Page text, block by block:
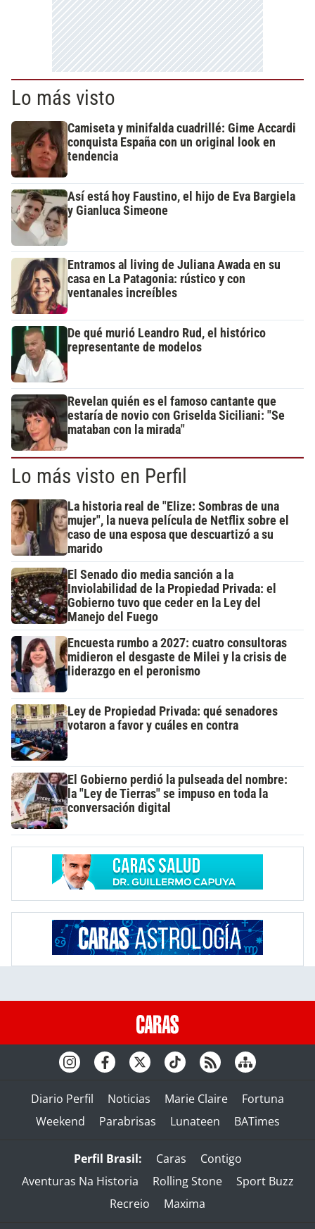
Lo más visto
Camiseta y minifalda cuadrillé: Gime Accardi
conquista España con un original look en
tendencia
Así está hoy Faustino, el hijo de Eva Bargiela
y Gianluca Simeone
Entramos al living de Juliana Awada en su
casa en La Patagonia: rústico y con
ventanales increíbles
De qué murió Leandro Rud, el histórico
representante de modelos
Revelan quién es el famoso cantante que
estaría de novio con Griselda Siciliani: "Se
mataban con la mirada"
Lo más visto en Perfil
La historia real de "Elize: Sombras de una
mujer", la nueva película de Netflix sobre el
caso de una esposa que descuartizó a su
marido
El Senado dio media sanción a la
Inviolabilidad de la Propiedad Privada: el
Gobierno tuvo que ceder en la Ley del
Manejo del Fuego
Encuesta rumbo a 2027: cuatro consultoras
midieron el desgaste de Milei y la crisis de
liderazgo en el peronismo
Ley de Propiedad Privada: qué senadores
votaron a favor y cuáles en contra
El Gobierno perdió la pulseada del nombre:
la "Ley de Tierras" se impuso en toda la
conversación digital
Diario Perfil Noticias Marie Claire
Fortuna
Weekend
Parabrisas Lunateen BATimes
Perfil Brasil: Caras
Contigo
Aventuras Na Historia
Rolling Stone
Sport Buzz
Recreio
Maxima